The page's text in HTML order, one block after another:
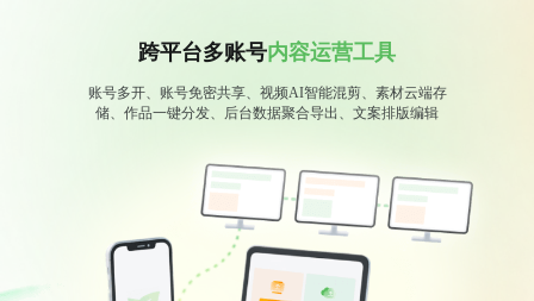
跨平台多账号内容运营工具
账号多开、账号免密共享、视频AI智能混剪、素材云端存
储、作品一键分发、后台数据聚合导出、文案排版编辑